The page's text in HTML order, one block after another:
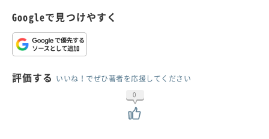
Googleで見つけやすく
評価する いいね！でぜひ著者を応援してください
0